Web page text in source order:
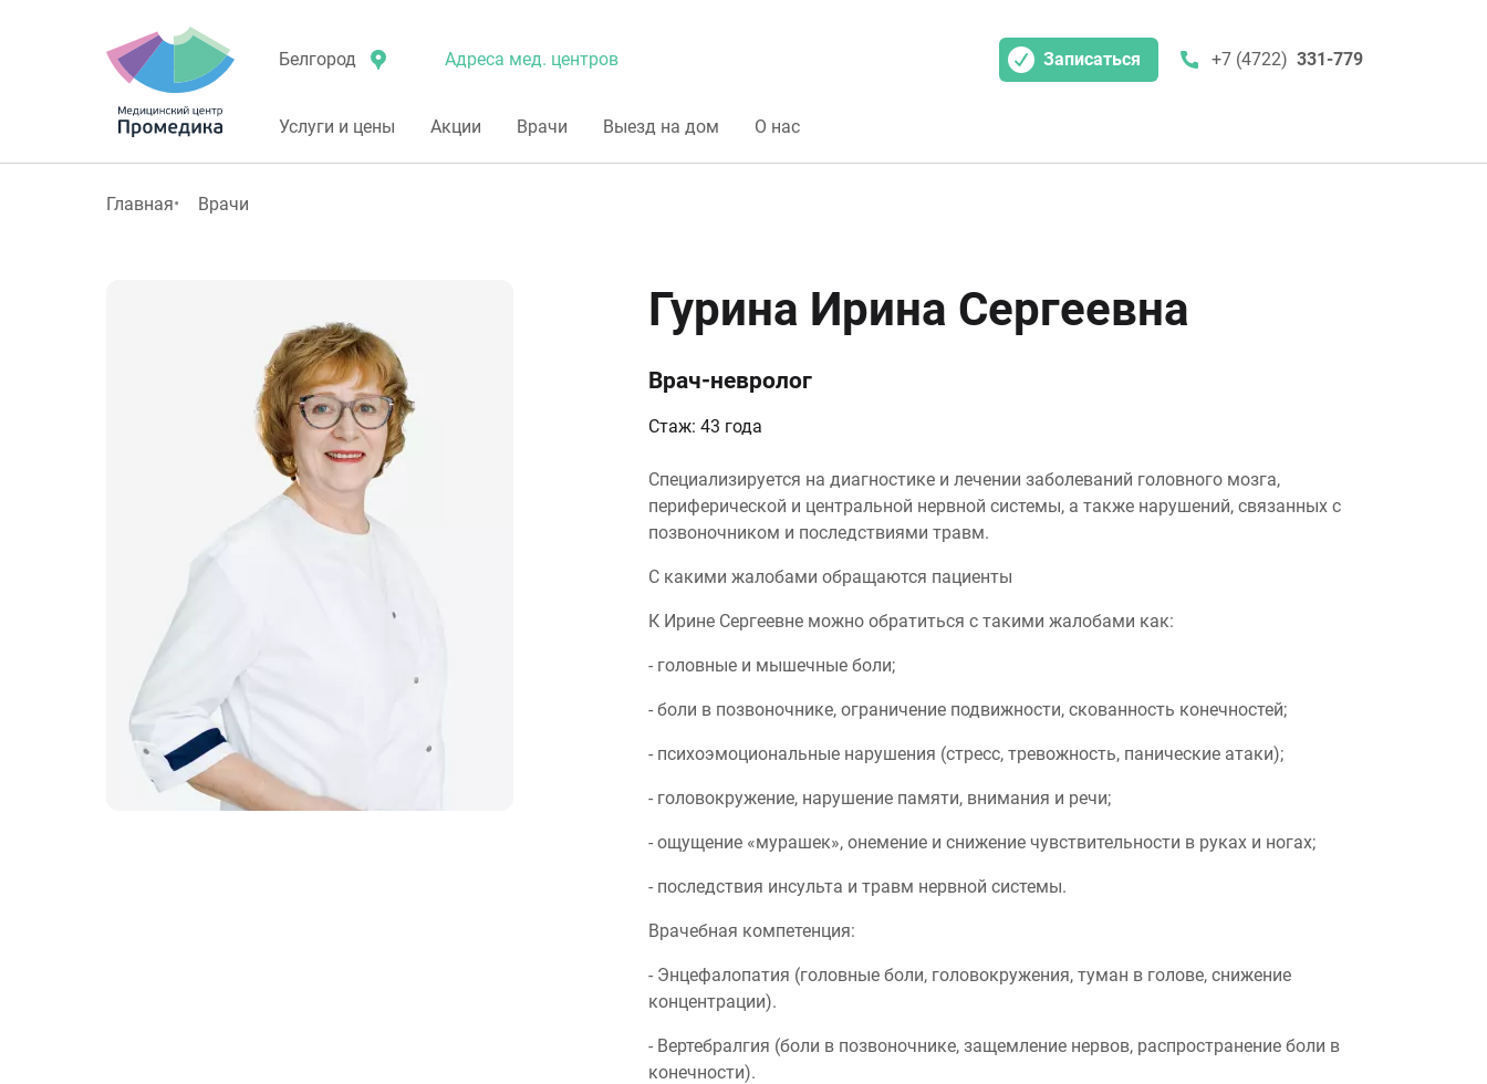
Белгород Адреса мед. центров Записаться +7 (4722) 331-779
Услуги и цены Акции Врачи Выезд на дом О нас
Главная Врачи
Гурина Ирина Сергеевна
Врач-невролог
Стаж: 43 года
Специализируется на диагностике и лечении заболеваний головного мозга,
периферической и центральной нервной системы, а также нарушений, связанных с
позвоночником и последствиями травм.
С какими жалобами обращаются пациенты
К Ирине Сергеевне можно обратиться с такими жалобами как:
- головные и мышечные боли;
- боли в позвоночнике, ограничение подвижности, скованность конечностей;
- психоэмоциональные нарушения (стресс, тревожность, панические атаки);
- головокружение, нарушение памяти, внимания и речи;
- ощущение «мурашек», онемение и снижение чувствительности в руках и ногах;
- последствия инсульта и травм нервной системы.
Врачебная компетенция:
- Энцефалопатия (головные боли, головокружения, туман в голове, снижение
концентрации).
- Вертебралгия (боли в позвоночнике, защемление нервов, распространение боли в
конечности).